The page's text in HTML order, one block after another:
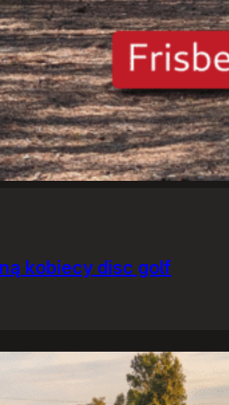
kobiecy disc golf